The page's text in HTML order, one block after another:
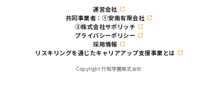
運営会社
共同事業者：①安南有限会社
②株式会社サポリッチ
プライバシーポリシー
採用情報
リスキリングを通じたキャリアアップ支援事業とは
Copyright 行知学園株式会社